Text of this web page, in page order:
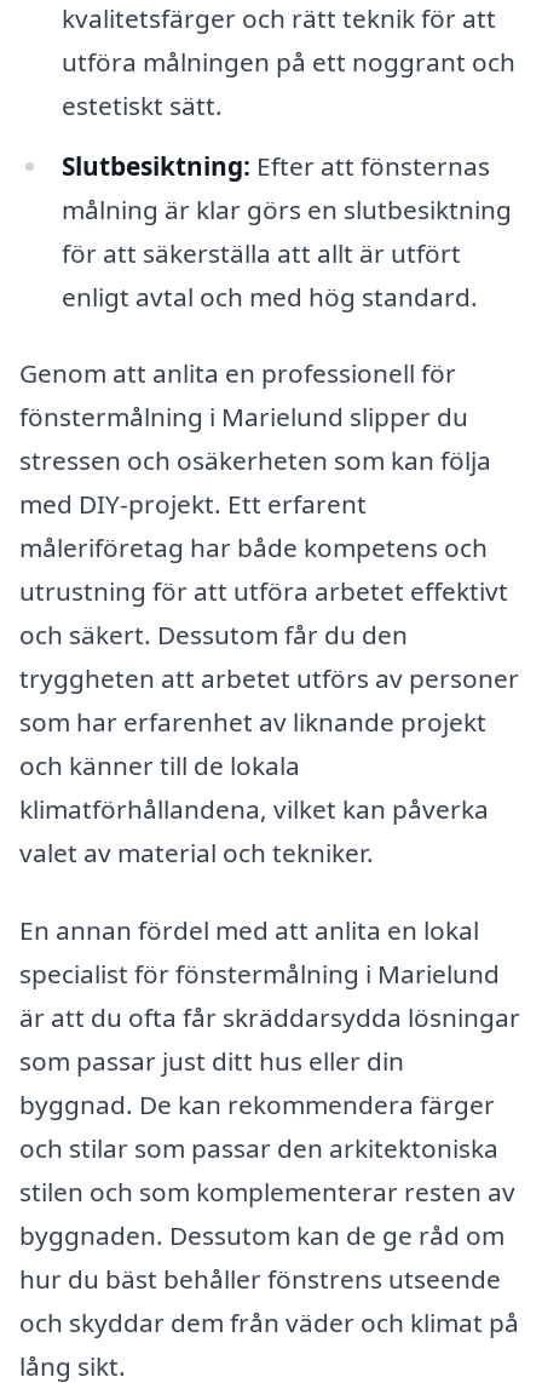
kvalitetsfärger och rätt teknik för att
utföra målningen på ett noggrant och
estetiskt sätt.
Slutbesiktning: Efter att fönsternas
målning är klar görs en slutbesiktning
för att säkerställa att allt är utfört
enligt avtal och med hög standard.
Genom att anlita en professionell för
fönstermålning i Marielund slipper du
stressen och osäkerheten som kan följa
med DIY-projekt. Ett erfarent
måleriföretag har både kompetens och
utrustning för att utföra arbetet effektivt
och säkert. Dessutom får du den
tryggheten att arbetet utförs av personer
som har erfarenhet av liknande projekt
och känner till de lokala
klimatförhållandena, vilket kan påverka
valet av material och tekniker.
En annan fördel med att anlita en lokal
specialist för fönstermålning i Marielund
är att du ofta får skräddarsydda lösningar
som passar just ditt hus eller din
byggnad. De kan rekommendera färger
och stilar som passar den arkitektoniska
stilen och som komplementerar resten av
byggnaden. Dessutom kan de ge råd om
hur du bäst behåller fönstrens utseende
och skyddar dem från väder och klimat på
lång sikt.